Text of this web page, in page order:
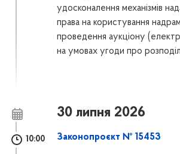
удосконалення механізмів
права на користування
проведення аукціону
на умовах угоди про
30 липня 2026
10:00 Законопроєкт № 15453